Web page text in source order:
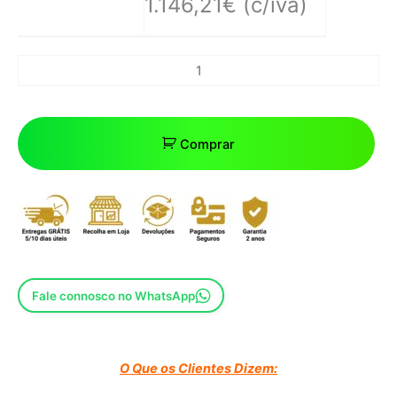
1.146,21€ (c/iva)
Comprar
Fale connosco no WhatsApp
O Que os Clientes Dizem: